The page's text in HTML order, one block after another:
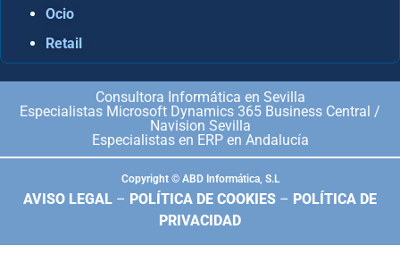
Ocio
Retail
Consultora Informática en Sevilla
Especialistas Microsoft Dynamics 365 Business Central /
Navision Sevilla
Especialistas en ERP en Andalucía
Copyright © ABD Informática, S.L
AVISO LEGAL – POLÍTICA DE COOKIES – POLÍTICA DE
PRIVACIDAD